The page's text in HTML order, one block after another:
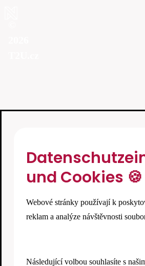
und Cookies 🍪
Webové stránky používají k
reklam a analýze návštěvnosti
Následující volbou souhlasíte s